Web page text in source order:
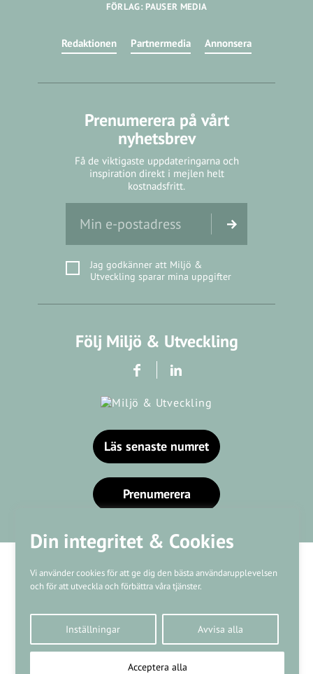
Din integritet & Cookies
Vi använder cookies för att ge dig den bästa användarupplevelsen
och för att utveckla och förbättra våra tjänster.
Inställningar Avvisa alla
Acceptera alla
FÖRLAG: PAUSER MEDIA
Redaktionen Partnermedia Annonsera
Prenumerera på vårt
nyhetsbrev
Få de viktigaste uppdateringarna och
inspiration direkt i mejlen helt
kostnadsfritt.
Jag godkänner att Miljö &
Utveckling sparar mina uppgifter
Följ Miljö & Utveckling
Läs senaste numret
Prenumerera
Kundtjänst